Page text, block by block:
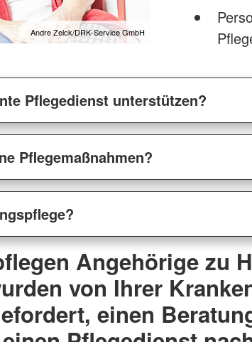
Andre Zelck/DRK-Service GmbH
Pflegedienst unterstützen?
Pflegemaßnahmen?
Angehörige zu
von Ihrer
einen